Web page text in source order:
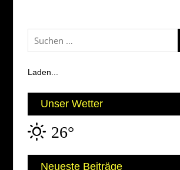
Suchen
nach:
Laden...
Unser Wetter
26°
Neueste Beiträge